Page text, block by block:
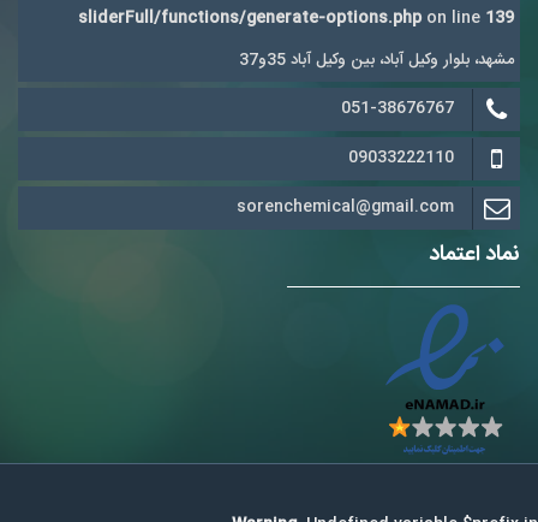
sliderFull/functions/generate-options.php on line 139
مشهد، بلوار وکیل آباد، بین وکیل آباد 35و37
051-38676767
09033222110
sorenchemical@gmail.com
نماد اعتماد